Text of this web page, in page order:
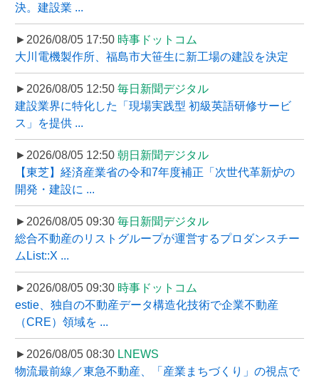
決。建設業 ...
►2026/08/05 17:50 時事ドットコム
大川電機製作所、福島市大笹生に新工場の建設を決定
►2026/08/05 12:50 毎日新聞デジタル
建設業界に特化した「現場実践型 初級英語研修サービ
ス」を提供 ...
►2026/08/05 12:50 朝日新聞デジタル
【東芝】経済産業省の令和7年度補正「次世代革新炉の
開発・建設に ...
►2026/08/05 09:30 毎日新聞デジタル
総合不動産のリストグループが運営するプロダンスチー
ムList::X ...
►2026/08/05 09:30 時事ドットコム
estie、独自の不動産データ構造化技術で企業不動産
（CRE）領域を ...
►2026/08/05 08:30 LNEWS
物流最前線／東急不動産、「産業まちづくり」の視点で